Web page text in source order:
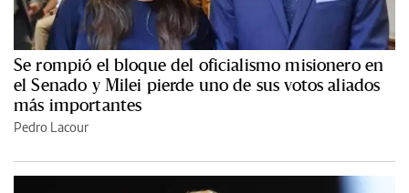
Se rompió el bloque del oficialismo misionero en
el Senado y Milei pierde uno de sus votos aliados
más importantes
Pedro Lacour